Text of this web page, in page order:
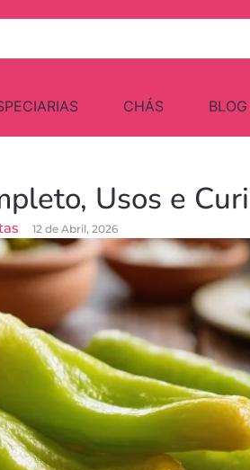
CHÁS BLOG
Usos e
12 de Abril, 2026